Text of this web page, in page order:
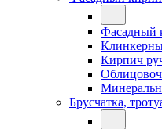
Фасадный
Кирпич
Брусчатка,